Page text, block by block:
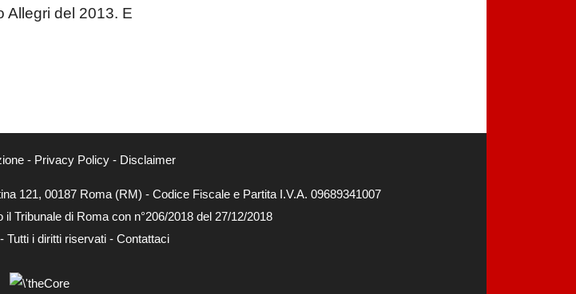
Allegri del 2013. E
- Privacy Policy- Disclaimer
121, 00187 Roma (RM) - Codice Fiscale e Partita I.V.A. 09689341007
Tribunale di Roma con n°206/2018 del 27/12/2018
Tutti i diritti riservati - Contattaci